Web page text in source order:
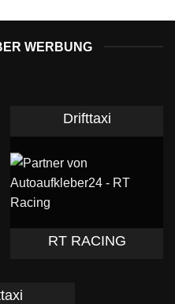
WERBUNG
Drifttaxi
RT RACING